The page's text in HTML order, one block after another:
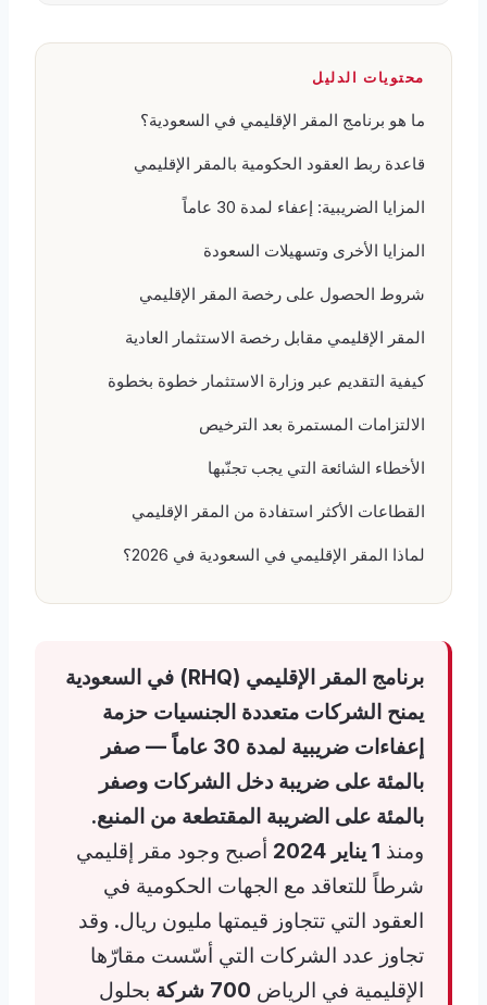
محتويات الدليل
ما هو برنامج المقر الإقليمي في السعودية؟
قاعدة ربط العقود الحكومية بالمقر الإقليمي
المزايا الضريبية: إعفاء لمدة 30 عاماً
المزايا الأخرى وتسهيلات السعودة
شروط الحصول على رخصة المقر الإقليمي
المقر الإقليمي مقابل رخصة الاستثمار العادية
كيفية التقديم عبر وزارة الاستثمار خطوة بخطوة
الالتزامات المستمرة بعد الترخيص
الأخطاء الشائعة التي يجب تجنّبها
القطاعات الأكثر استفادة من المقر الإقليمي
لماذا المقر الإقليمي في السعودية في 2026؟
برنامج المقر الإقليمي (RHQ) في السعودية
يمنح الشركات متعددة الجنسيات حزمة
إعفاءات ضريبية لمدة 30 عاماً
— صفر
بالمئة على ضريبة دخل الشركات وصفر
بالمئة على الضريبة المقتطعة من المنبع.
ومنذ 1 يناير 2024
أصبح وجود مقر إقليمي
شرطاً للتعاقد مع الجهات الحكومية في
العقود التي تتجاوز قيمتها مليون ريال. وقد
تجاوز عدد الشركات التي أسّست مقارّها
الإقليمية في الرياض 700 شركة
بحلول